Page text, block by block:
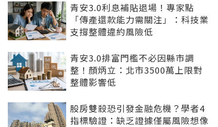
青安3.0利息補貼退場！專家點
「傳產還款能力需關注」：科技業
支撐整體違約風險低
青安3.0排富門檻不必因縣市調
整！顏炳立：北市3500萬上限對
整體影響低
股房雙殺恐引發金融危機？學者4
指標驗證：缺乏證據僅屬風險想像